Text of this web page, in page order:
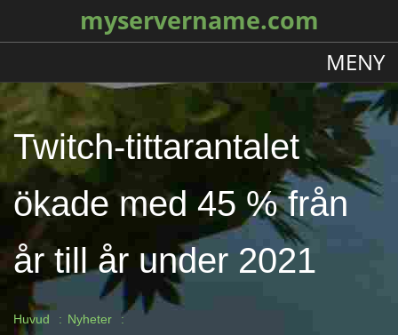
myservername.com
MENY
Twitch-tittarantalet
ökade med 45 % från
år till år under 2021
Huvud
Nyheter